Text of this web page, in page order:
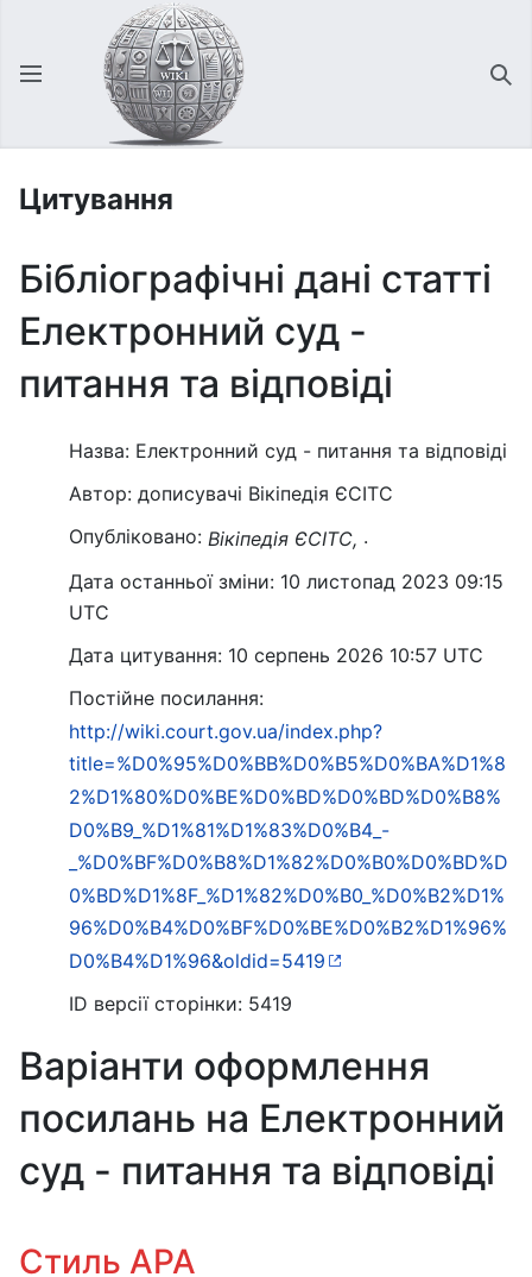
Відкрити головне меню
Цитування
Бібліографічні дані статті
Електронний суд -
питання та відповіді
Назва: Електронний суд - питання та відповіді
Автор: дописувачі Вікіпедія ЄСІТС
Опубліковано: Вікіпедія ЄСІТС, .
Дата останньої зміни: 10 листопад 2023 09:15
UTC
Дата цитування: 10 серпень 2026 10:57 UTC
Постійне посилання:
http://wiki.court.gov.ua/index.php?
title=%D0%95%D0%BB%D0%B5%D0%BA%D1%8
2%D1%80%D0%BE%D0%BD%D0%BD%D0%B8%
D0%B9_%D1%81%D1%83%D0%B4_-
_%D0%BF%D0%B8%D1%82%D0%B0%D0%BD%D
0%BD%D1%8F_%D1%82%D0%B0_%D0%B2%D1%
96%D0%B4%D0%BF%D0%BE%D0%B2%D1%96%
D0%B4%D1%96&oldid=5419
ID версії сторінки: 5419
Варіанти оформлення
посилань на Електронний
суд - питання та відповіді
Стиль APA